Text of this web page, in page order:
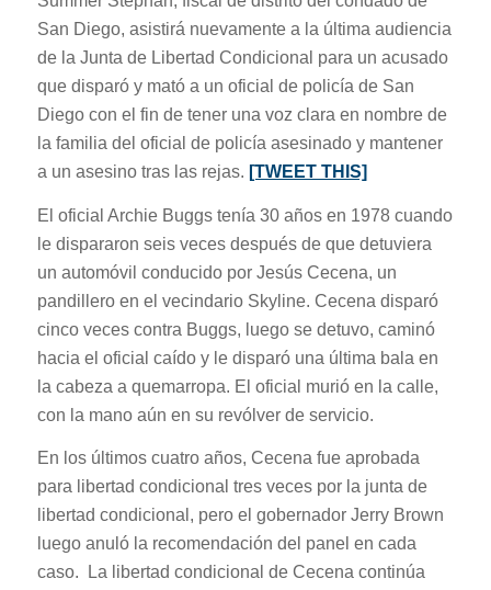
San Diego, asistirá nuevamente a la última audiencia
de la Junta de Libertad Condicional para un acusado
que disparó y mató a un oficial de policía de San
Diego con el fin de tener una voz clara en nombre de
la familia del oficial de policía asesinado y mantener
a un asesino tras las rejas. [TWEET THIS]
El oficial Archie Buggs tenía 30 años en 1978 cuando
le dispararon seis veces después de que detuviera
un automóvil conducido por Jesús Cecena, un
pandillero en el vecindario Skyline. Cecena disparó
cinco veces contra Buggs, luego se detuvo, caminó
hacia el oficial caído y le disparó una última bala en
la cabeza a quemarropa. El oficial murió en la calle,
con la mano aún en su revólver de servicio.
En los últimos cuatro años, Cecena fue aprobada
para libertad condicional tres veces por la junta de
libertad condicional, pero el gobernador Jerry Brown
luego anuló la recomendación del panel en cada
caso. La libertad condicional de Cecena continúa